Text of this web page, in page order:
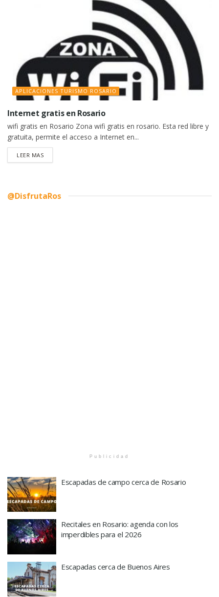
APLICACIONES TURISMO ROSARIO
Internet gratis en Rosario
wifi gratis en Rosario Zona wifi gratis en rosario. Esta red libre y
gratuita, permite el acceso a Internet en...
LEER MASDETAILS
@DisfrutaRos
Publicidad
Escapadas de campo cerca de Rosario
Recitales en Rosario: agenda con los
imperdibles para el 2026
Escapadas cerca de Buenos Aires